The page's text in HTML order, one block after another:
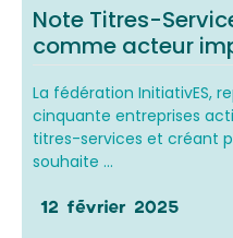
Note Titres-
comme acteur
La fédération InitiativES,
cinquante entreprises
titres-services et créant
souhaite ...
12 février 2025